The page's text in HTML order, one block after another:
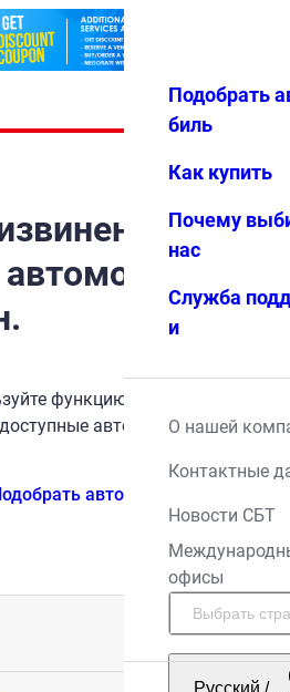
Избранн
Меню
Подобрать
биль
Как купить
Почему
нас
Служба
и
О нашей
Контактные
Новости СБТ
офисы
Русский /
но
функцию поиска, чтобы
автомобили.
автомобиль